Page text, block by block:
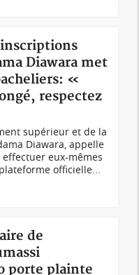
Diawara met
«
respectez
supérieur et de la
Diawara, appelle
eux-mêmes
officielle...
de
porte plainte